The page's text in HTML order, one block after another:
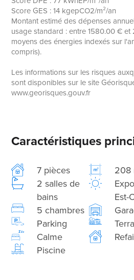
Score GES : 14 kgepCO2/m²/an
Montant estimé des dépenses
usage standard : entre 1580.00 €
moyens des énergies indexés sur
compris).
Les informations sur les risques
sont disponibles sur le site
www.georisques.gouv.fr
Caractéristiques
7 pièces
208
2 salles de
bains
Est-
5 chambres
Parking
Calme
Piscine